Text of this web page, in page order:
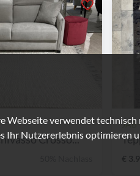
Crosso...
€
Webseite verwendet
Ihr Nutzererlebnis optimieren